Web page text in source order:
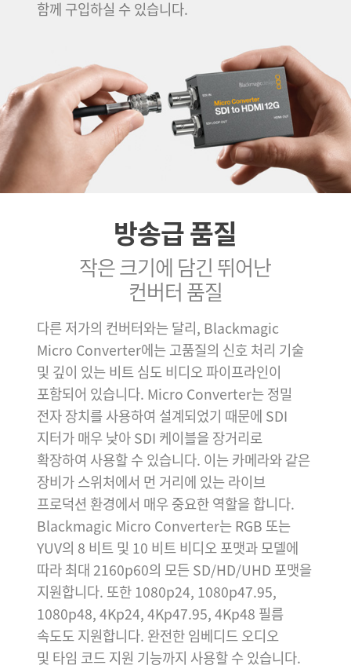
함께 구입하실 수 있습니다.
방송급 품질
작은 크기에 담긴 뛰어난
컨버터 품질
다른 저가의 컨버터와는 달리, Blackmagic
Micro Converter에는 고품질의 신호 처리 기술
및 깊이 있는 비트 심도 비디오 파이프라인이
포함되어 있습니다. Micro Converter는 정밀
전자 장치를 사용하여 설계되었기 때문에 SDI
지터가 매우 낮아 SDI 케이블을 장거리로
확장하여 사용할 수 있습니다. 이는 카메라와 같은
장비가 스위처에서 먼 거리에 있는 라이브
프로덕션 환경에서 매우 중요한 역할을 합니다.
Blackmagic Micro Converter는 RGB 또는
YUV의 8 비트 및 10 비트 비디오 포맷과 모델에
따라 최대 2160p60의 모든 SD/HD/UHD 포맷을
지원합니다. 또한 1080p24, 1080p47.95,
1080p48, 4Kp24, 4Kp47.95, 4Kp48 필름
속도도 지원합니다. 완전한 임베디드 오디오
및 타임 코드 지원 기능까지 사용할 수 있습니다.